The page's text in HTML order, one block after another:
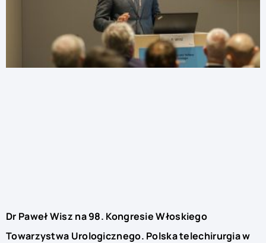
Dr Paweł Wisz na 98. Kongresie Włoskiego
Towarzystwa Urologicznego. Polska telechirurgia w